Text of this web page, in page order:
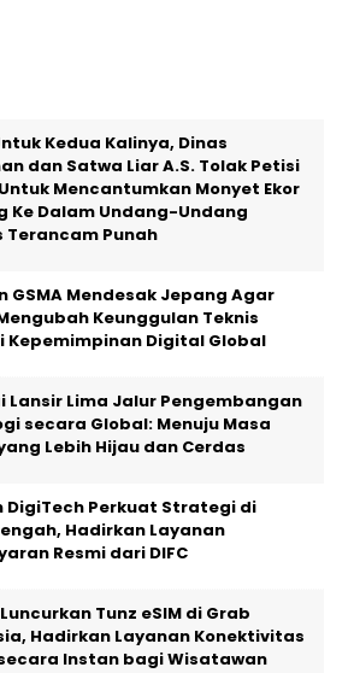
Kedua Kalinya, Dinas
dan Satwa Liar A.S. Tolak Petisi
Mencantumkan Monyet Ekor
Ke Dalam Undang-Undang
Terancam Punah
GSMA Mendesak Jepang Agar
Keunggulan Teknis
Kepemimpinan Digital Global
Lansir Lima Jalur Pengembangan
secara Global: Menuju Masa
Lebih Hijau dan Cerdas
DigiTech Perkuat Strategi di
Hadirkan Layanan
Resmi dari DIFC
Luncurkan Tunz eSIM di Grab
Hadirkan Layanan Konektivitas
Instan bagi Wisatawan